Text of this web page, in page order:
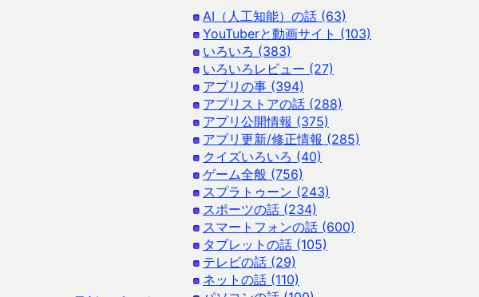
AI（人工知能）の話 (63)
YouTuberと動画サイト (103)
いろいろ (383)
いろいろレビュー (27)
アプリの事 (394)
アプリストアの話 (288)
アプリ公開情報 (375)
アプリ更新/修正情報 (285)
クイズいろいろ (40)
ゲーム全般 (756)
スプラトゥーン (243)
スポーツの話 (234)
スマートフォンの話 (600)
タブレットの話 (105)
テレビの話 (29)
ネットの話 (110)